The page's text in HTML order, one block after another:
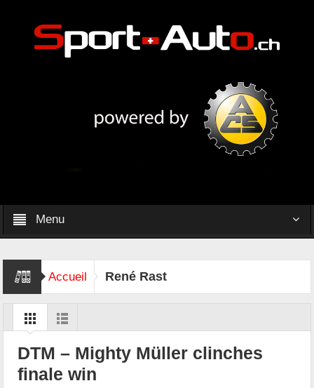
Menu
Accueil René Rast
DTM – Mighty Müller clinches
finale win